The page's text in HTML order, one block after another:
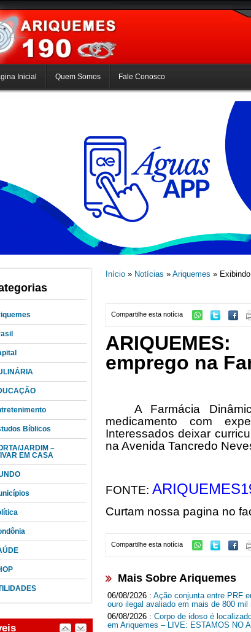
Inicial Quem Somos Fale Conosco
Bíblicos
JARDIM –
EM CASA
Início» Notícias » Ariquemes »
Compartilhe esta notícia
emprego na
A Farmácia
medicamento com
Interessados deixar
na Avenida Tancredo
FONTE:
Curtam nossa pagina no
Compartilhe esta notícia
Mais Sobre Ariquemes
06/08/2026 : Ação conjunta entre PRF
ouro ilegal avaliado em mais de 800 mil
06/08/2026 : Corpo de idoso é
em Ariquemes – LIVE: ESTAMOS NO